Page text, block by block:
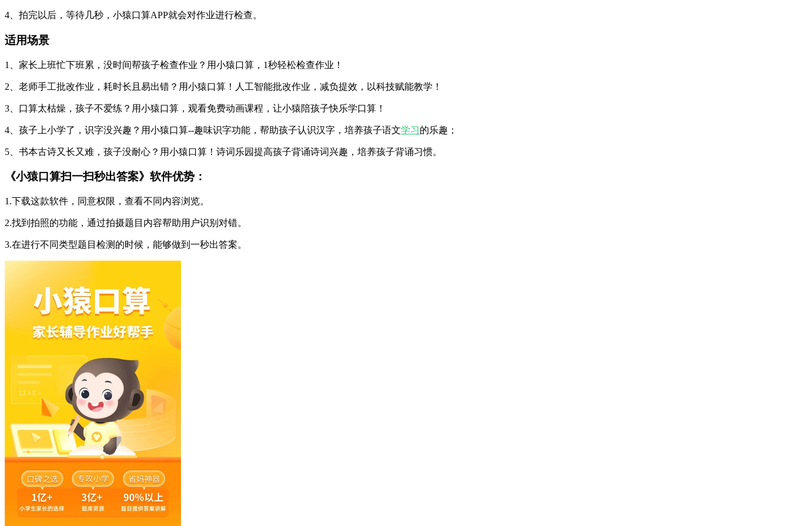
4、拍完以后，等待几秒，小猿口算APP就会对作业进行检查。
适用场景
1、家长上班忙下班累，没时间帮孩子检查作业？用小猿口算，1秒轻松检查作业！
2、老师手工批改作业，耗时长且易出错？用小猿口算！人工智能批改作业，减负提效，以科技赋能教学！
3、口算太枯燥，孩子不爱练？用小猿口算，观看免费动画课程，让小猿陪孩子快乐学口算！
4、孩子上小学了，识字没兴趣？用小猿口算--趣味识字功能，帮助孩子认识汉字，培养孩子语文学习的乐趣；
5、书本古诗又长又难，孩子没耐心？用小猿口算！诗词乐园提高孩子背诵诗词兴趣，培养孩子背诵习惯。
《小猿口算扫一扫秒出答案》软件优势：
1.下载这款软件，同意权限，查看不同内容浏览。
2.找到拍照的功能，通过拍摄题目内容帮助用户识别对错。
3.在进行不同类型题目检测的时候，能够做到一秒出答案。